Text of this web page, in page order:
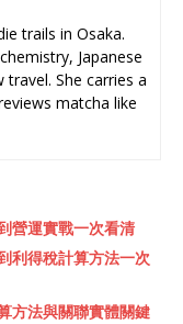
trails in Osaka.
Japanese
She carries a
matcha like
營運實戰一次看清
利得稅計算方法一次
方法與關聯實體關鍵